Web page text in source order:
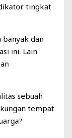
tingkat
banyak dan
ini. Lain
sebuah
tempat